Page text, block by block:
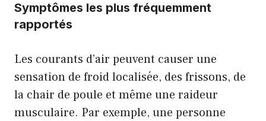
Symptômes les plus fréquemment
rapportés
Les courants d’air peuvent causer une
sensation de froid localisée, des frissons, de
la chair de poule et même une raideur
musculaire. Par exemple, une personne